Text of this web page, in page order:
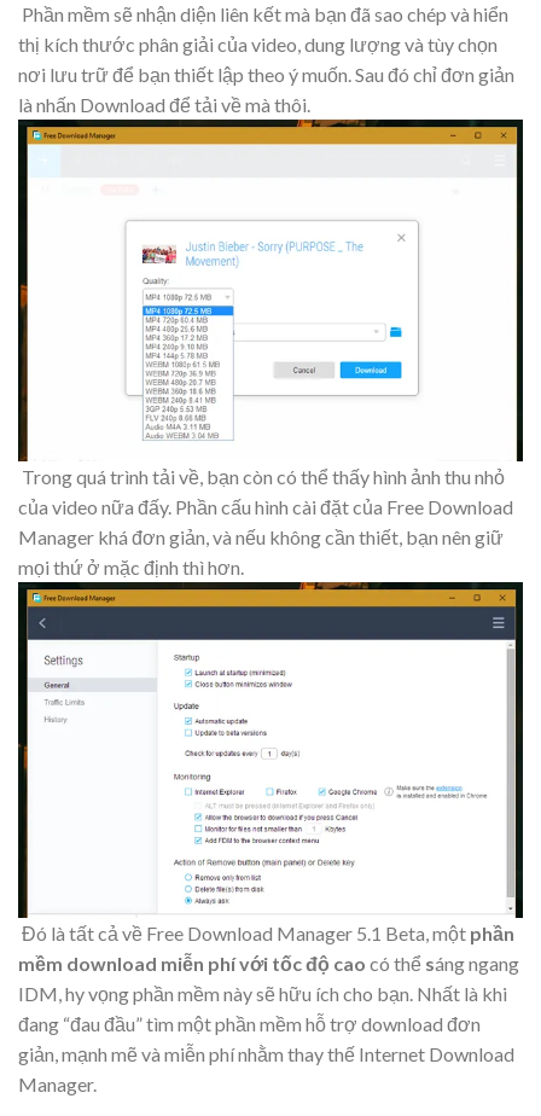
Phần mềm sẽ nhận diện liên kết mà bạn đã sao chép và hiển
thị kích thước phân giải của video, dung lượng và tùy chọn
nơi lưu trữ để bạn thiết lập theo ý muốn. Sau đó chỉ đơn giản
là nhấn Download để tải về mà thôi.
Trong quá trình tải về, bạn còn có thể thấy hình ảnh thu nhỏ
của video nữa đấy. Phần cấu hình cài đặt của Free Download
Manager khá đơn giản, và nếu không cần thiết, bạn nên giữ
mọi thứ ở mặc định thì hơn.
Đó là tất cả về Free Download Manager 5.1 Beta, một phần
mềm download miễn phí với tốc độ cao có thể sáng ngang
IDM, hy vọng phần mềm này sẽ hữu ích cho bạn. Nhất là khi
đang “đau đầu” tìm một phần mềm hỗ trợ download đơn
giản, mạnh mẽ và miễn phí nhằm thay thế Internet Download
Manager.